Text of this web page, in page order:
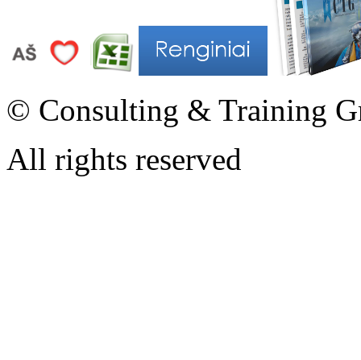
© Consulting & Training
All rights reserved